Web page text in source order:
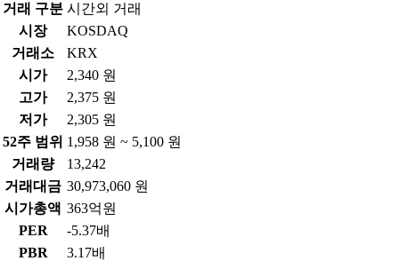
거래 구분 시간외 거래
시장
KOSDAQ
거래소
KRX
시가
2,340 원
고가
2,375 원
저가
2,305 원
52주 범위 1,958 원 ~ 5,100 원
거래량
13,242
거래대금 30,973,060 원
시가총액 363억원
PER
-5.37배
PBR
3.17배